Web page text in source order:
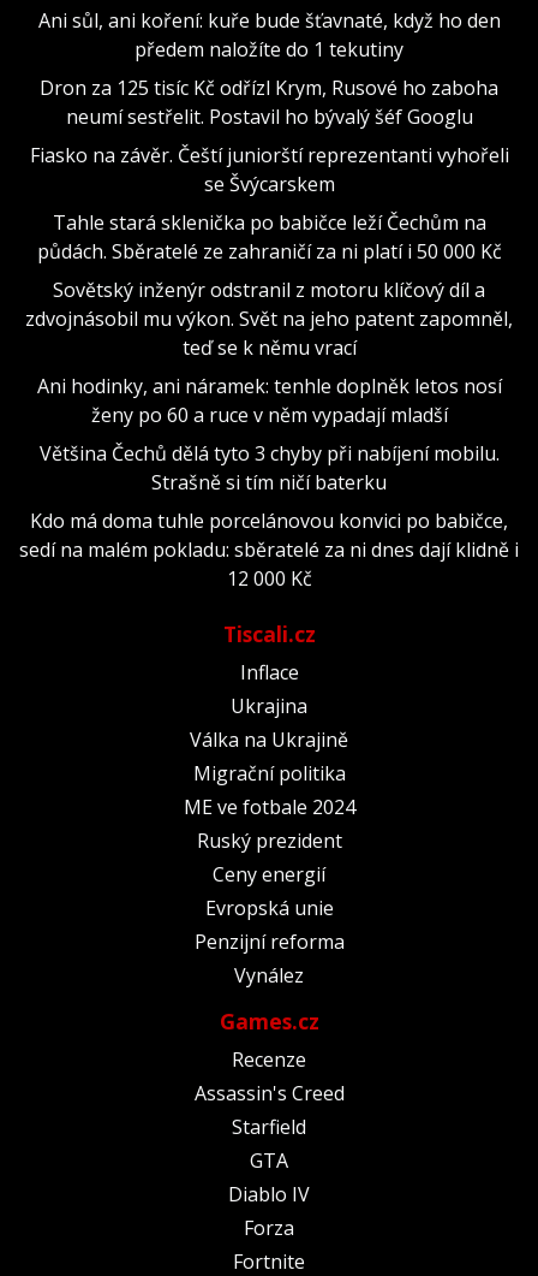
Ani sůl, ani koření: kuře bude šťavnaté, když ho den
předem naložíte do 1 tekutiny
Dron za 125 tisíc Kč odřízl Krym, Rusové ho zaboha
neumí sestřelit. Postavil ho bývalý šéf Googlu
Fiasko na závěr. Čeští juniorští reprezentanti vyhořeli
se Švýcarskem
Tahle stará sklenička po babičce leží Čechům na
půdách. Sběratelé ze zahraničí za ni platí i 50 000 Kč
Sovětský inženýr odstranil z motoru klíčový díl a
zdvojnásobil mu výkon. Svět na jeho patent zapomněl,
teď se k němu vrací
Ani hodinky, ani náramek: tenhle doplněk letos nosí
ženy po 60 a ruce v něm vypadají mladší
Většina Čechů dělá tyto 3 chyby při nabíjení mobilu.
Strašně si tím ničí baterku
Kdo má doma tuhle porcelánovou konvici po babičce,
sedí na malém pokladu: sběratelé za ni dnes dají klidně i
12 000 Kč
Tiscali.cz
Inflace
Ukrajina
Válka na Ukrajině
Migrační politika
ME ve fotbale 2024
Ruský prezident
Ceny energií
Evropská unie
Penzijní reforma
Vynález
Games.cz
Recenze
Assassin's Creed
Starfield
GTA
Diablo IV
Forza
Fortnite